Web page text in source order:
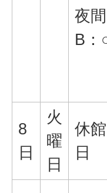
夜間
B：
8
日
火
曜
日
休館
日